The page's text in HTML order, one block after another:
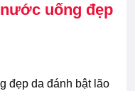
uống đẹp
đẹp da đánh bật lão